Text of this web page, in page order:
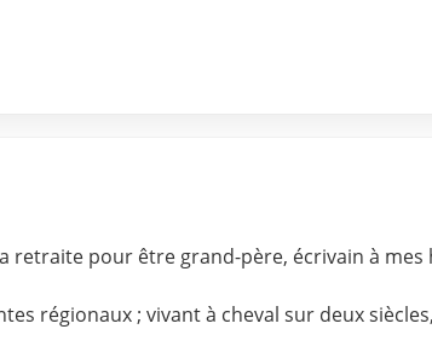
pour être grand-père, écrivain à mes
régionaux ; vivant à cheval sur deux